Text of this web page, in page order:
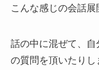
こんな感じの会話展
話の中に混ぜて、自
の質問を頂いたりし